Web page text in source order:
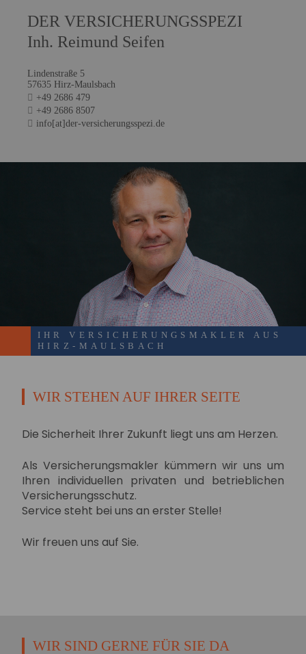
DER VERSICHERUNGSSPEZI
Inh. Reimund Seifen
Lindenstraße 5
57635 Hirz-Maulsbach
+49 2686 479
+49 2686 8507
info[at]der-versicherungsspezi.de
IHR VERSICHERUNGSMAKLER AUS
HIRZ-MAULSBACH
WIR STEHEN AUF IHRER SEITE
Die Sicherheit Ihrer Zukunft liegt uns am Herzen.
Als Versicherungsmakler kümmern wir uns um
Ihren individuellen privaten und betrieblichen
Versicherungsschutz.
Service steht bei uns an erster Stelle!
Wir freuen uns auf Sie.
WIR SIND GERNE FÜR SIE DA